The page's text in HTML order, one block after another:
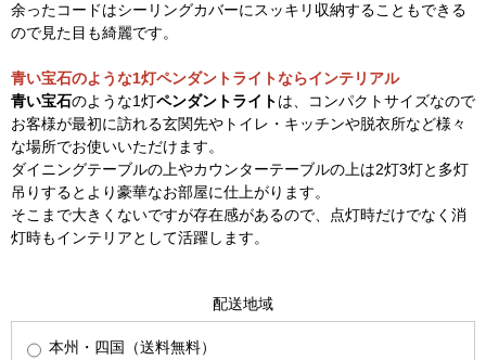
余ったコードはシーリングカバーにスッキリ収納することもできる
ので見た目も綺麗です。
青い宝石のような1灯ペンダントライトならインテリアル
青い宝石のような1灯ペンダントライトは、コンパクトサイズなので
お客様が最初に訪れる玄関先やトイレ・キッチンや脱衣所など様々
な場所でお使いいただけます。
ダイニングテーブルの上やカウンターテーブルの上は2灯3灯と多灯
吊りするとより豪華なお部屋に仕上がります。
そこまで大きくないですが存在感があるので、点灯時だけでなく消
灯時もインテリアとして活躍します。
配送地域
本州・四国（送料無料）